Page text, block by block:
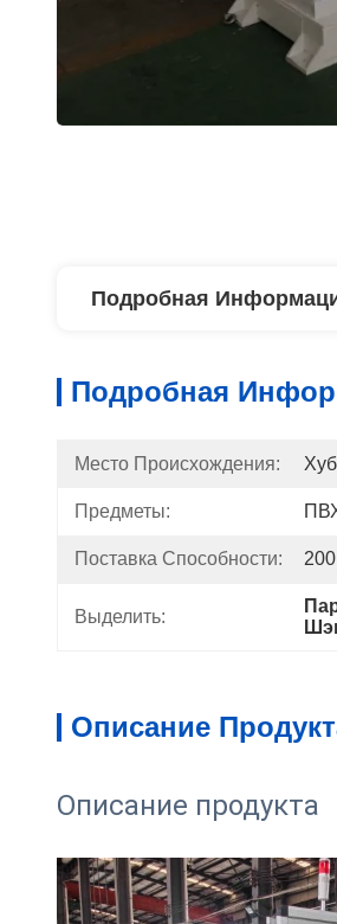
Подробная
Подробная
Место Происхождения:
Предметы:
Поставка Способности:
Выделить:
Описание
Описание продукта